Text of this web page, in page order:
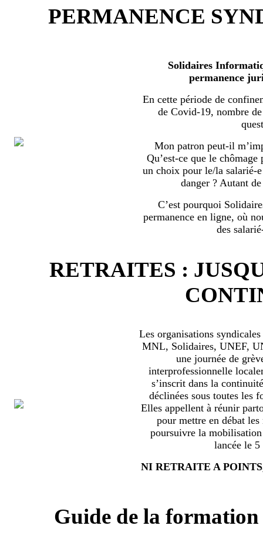
PERMANENCE
Solidaires
permanence
En cette période de
de Covid-19, nombre
Mon patron peut-il
Qu’est-ce que le
un choix pour le/la salarié-
danger ? Autant
C’est pourquoi
permanence en ligne, où
des
RETRAITES :
Les organisations
MNL, Solidaires, UNEF,
une journée de
interprofessionnelle
s’inscrit dans la
déclinées sous toutes les
Elles appellent à réunir
pour mettre en débat
poursuivre la
lancée le 5
NI RETRAITE A
Guide de la